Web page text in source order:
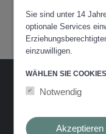
Sie sind unter 14
optionale Services
einzuwilligen.
WÄHLEN SIE
Notwendig
Akzeptieren